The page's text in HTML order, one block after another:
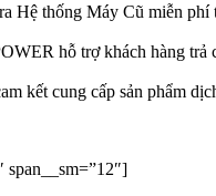
Hệ thống Máy Cũ miễn phí
hỗ trợ khách hàng trả
kết cung cấp sản phẩm
span__sm=”12″]